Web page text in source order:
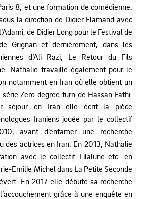
8, et une formation de comédienne.
la direction de Didier Flamand avec
de Didier Long pour le Festival de
Grignan et dernièrement, dans les
d’Ali Razi, Le Retour du Fils
Nathalie travaille également pour le
notamment en Iran où elle obtient un
Zero degree turn de Hassan Fathi.
séjour en Iran elle écrit la pièce
Iraniens jouée par le collectif
avant d’entamer une recherche
des actrices en Iran. En 2013, Nathalie
avec le collectif Lilalune etc. en
Emilie Michel dans La Petite Seconde
En 2017 elle débute sa recherche
grâce à une enquête en